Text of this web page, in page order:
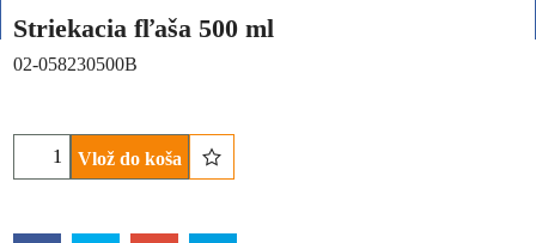
Striekacia fľaša 500 ml
02-058230500B
Vlož do koša